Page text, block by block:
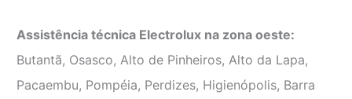
Assistência técnica Electrolux na zona oeste:
Butantã, Osasco, Alto de Pinheiros, Alto da Lapa,
Pacaembu, Pompéia, Perdizes, Higienópolis, Barra